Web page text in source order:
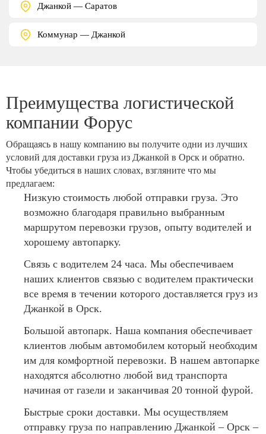
Джанкой — Саратов
Коммунар — Джанкой
Преимущества логистической
компании Форус
Обращаясь в нашу компанию вы получите одни из лучших
условий для доставки груза из Джанкой в Орск и обратно.
Чтобы убедиться в наших словах, взгляните что мы
предлагаем:
Низкую стоимость любой отправки груза. Это
возможно благодаря правильно выбранным
маршрутом перевозки грузов, опыту водителей и
хорошему автопарку.
Связь с водителем 24 часа. Мы обеспечиваем
наших клиентов связью с водителем практически
все время в течении которого доставляется груз из
Джанкой в Орск.
Большой автопарк. Наша компания обеспечивает
клиентов любым автомобилем который необходим
им для комфортной перевозки. В нашем автопарке
находятся абсолютно любой вид транспорта
начиная от газели и заканчивая 20 тонной фурой.
Быстрые сроки доставки. Мы осуществляем
отправку груза по направлению Джанкой – Орск –